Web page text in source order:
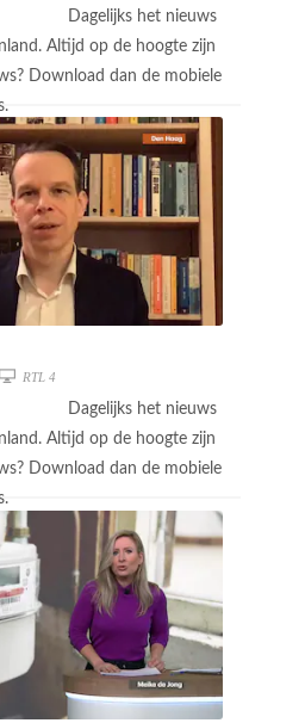
Dagelijks het nieuws
Altijd op de hoogte zijn
Download dan de mobiele
RTL 4
Dagelijks het nieuws
Altijd op de hoogte zijn
Download dan de mobiele